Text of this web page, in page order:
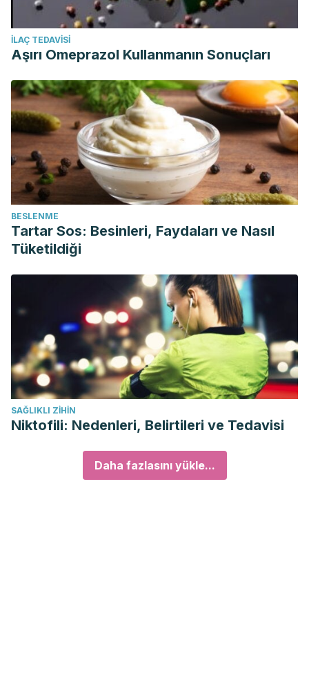
İLAÇ TEDAVISI
Aşırı Omeprazol Kullanmanın Sonuçları
BESLENME
Tartar Sos: Besinleri, Faydaları ve Nasıl
Tüketildiği
SAĞLIKLI ZIHIN
Niktofili: Nedenleri, Belirtileri ve Tedavisi
Daha fazlasını yükle...